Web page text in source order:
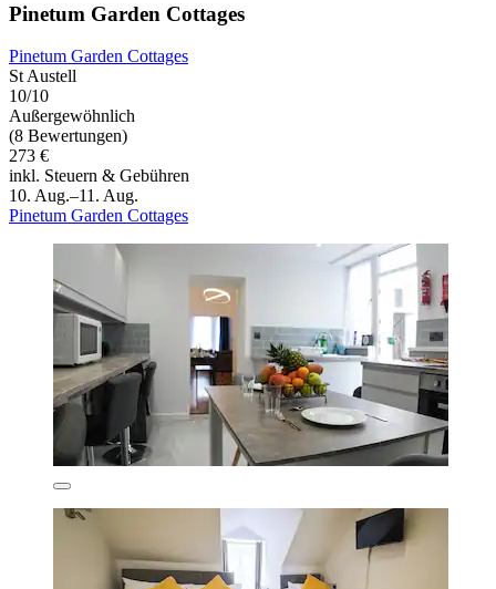
Pinetum Garden Cottages
Pinetum Garden Cottages
St Austell
10/10
Außergewöhnlich
(8 Bewertungen)
273 €
inkl. Steuern & Gebühren
10. Aug.–11. Aug.
Pinetum Garden Cottages